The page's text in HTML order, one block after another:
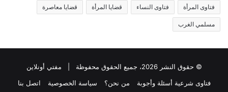
فتاوى المرأة فتاوى النساء قضايا المرأة قضايا معاصرة
مسلمي الغرب
© حقوق النشر 2026، جميع الحقوق محفوظة | مفتي أونلاين
فتاوى شرعية أسئلة وأجوبة
من نحن؟ سياسة الخصوصية اتصل بنا